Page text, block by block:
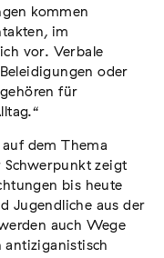
Deutscher
Rheinland-
kommen
im
vor. Verbale
oder
für
dem Thema
Schwerpunkt zeigt
bis heute
Jugendliche aus der
auch Wege
antiziganistisch